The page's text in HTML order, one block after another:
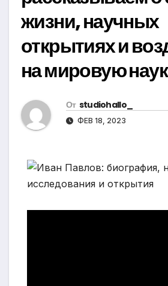
жизни, научных
открытиях и
на мировую
От studiohallo_
ФЕВ 18, 2023